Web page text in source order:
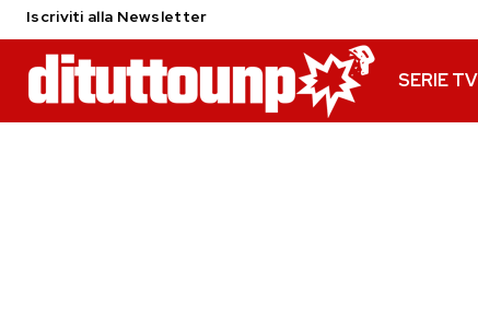
Iscriviti alla Newsletter
SERIE TV